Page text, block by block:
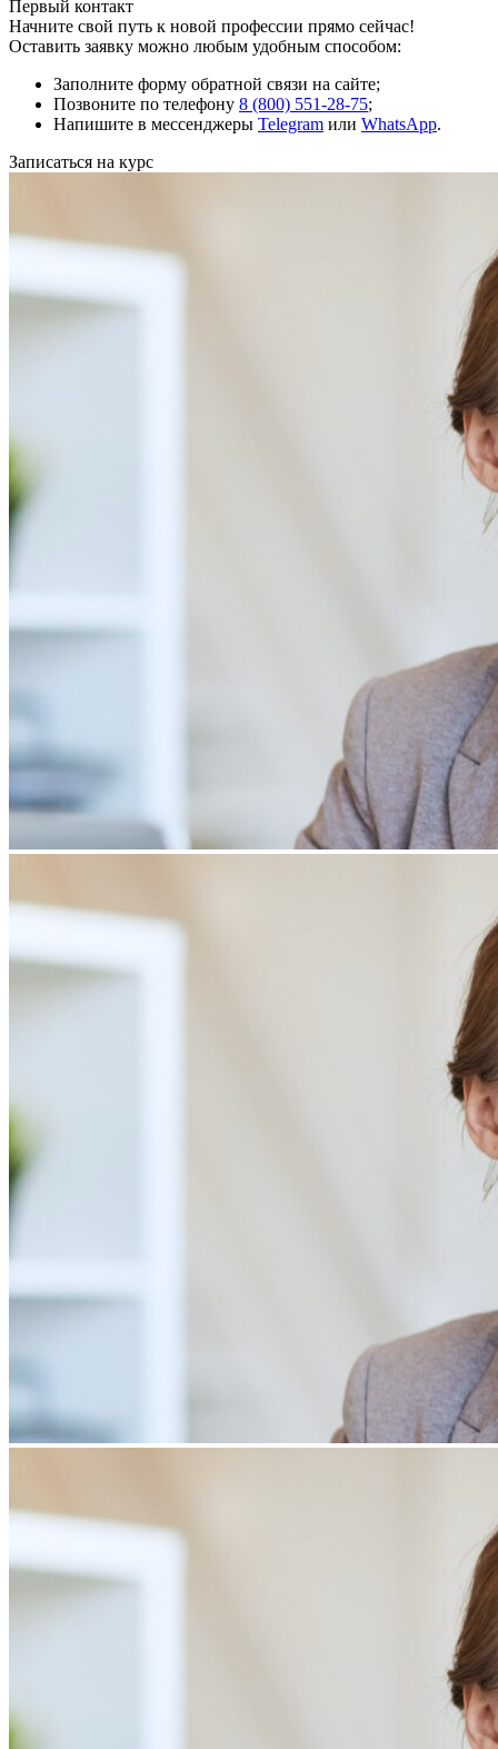
Первый контакт
Начните свой путь к новой профессии прямо сейчас!
Оставить заявку можно любым удобным способом:
Заполните форму обратной связи на сайте;
Позвоните по телефону 8 (800) 551-28-75;
Напишите в мессенджеры Telegram или WhatsApp.
Записаться на курс